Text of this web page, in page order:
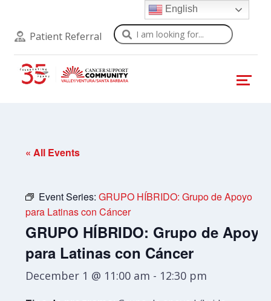
Patient Referral Search
« All Events
Event Series:GRUPO HÍBRIDO: Grupo de Apoyo
para Latinas con Cáncer
GRUPO HÍBRIDO: Grupo de Apoyo
para Latinas con Cáncer
December 1 @ 11:00 am - 12:30 pm
English